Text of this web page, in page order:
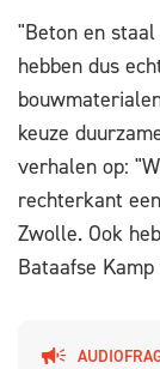
"Beton en
hebben dus
keuze
verhalen op:
rechterkant
Zwolle. Ook
Bataafse